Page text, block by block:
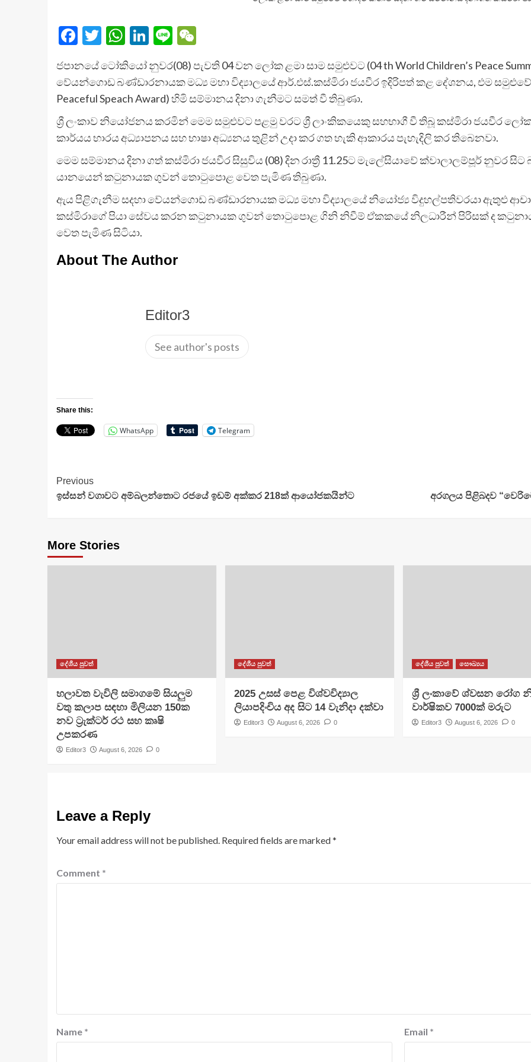
Facebook
Twitter
WhatsApp
LinkedIn
LineWeChat
ජපානයේ ටෝකියෝ නුවර(08) පැවති 04 වන ලෝක ළමා සාම සමුළුවට (04 th World Children’s Peace
වේයන්ගොඩ බණ්ඩාරනායක මධ්‍ය මහා විද්‍යාලයේ ආර්.එස්.කස්මිරා ජයවීර ඉදිරිපත් කළ දේශනය, එම
Peaceful Speach Award) හිමි සම්මානය දිනා ගැනීමට සමත් වී තිබුණා.
ශ්‍රී ලංකාව නියෝජනය කරමින් මෙම සමුළුවට පළමු වරට ශ්‍රී ලාංකිකයෙකු සහභාගී වී තිබූ කස්මිරා ජයවීර
කාර්යය භාරය අධ්‍යාපනය සහ භාෂා අධ්‍යනය තුළින් උදා කර ගත හැකි ආකාරය පැහැදිලි කර තිබෙනවා.
මෙම සම්මානය දිනා ගත් කස්මිරා ජයවීර සිසුවිය (08) දින රාත්‍රී 11.25ට මැලේසියාවේ ක්වාලාලම්පූර් නුවර
යානයෙන් කටුනායක ගුවන් තොටුපොළ වෙත පැමිණ තිබුණා.
ඇය පිළිගැනීම සදහා වේයන්ගොඩ බණ්ඩාරනායක මධ්‍ය මහා විද්‍යාලයේ නියෝජ්‍ය විදුහල්පතිවරයා ඇතුළු
කස්මිරාගේ පියා සේවය කරන කටුනායක ගුවන් තොටුපොළ ගිනි නිවීම් ඒකකයේ නිලධාරීන් පිරිසක් ද
වෙත පැමිණ සිටියා.
About The Author
Editor3
See author's posts
Share this:
WhatsApp Telegram
Continue
Reading
Previous
ඉස්සන් වගාවට අම්බලන්තොට රජයේ ඉඩම් අක්කර 218ක් ආයෝජකයින්ට
අරගලය පිළිබදව
More Stories
දේශීය පුවත්
හලාවත වැවිලි සමාගමේ සියලුම
වතු කලාප සඳහා මිලියන 150ක
නව ට්‍රැක්ටර් රථ සහ කෘෂි
උපකරණ
Editor3 August 6, 2026 0
දේශීය පුවත්
​2025 උසස් පෙළ විශ්වවිද්‍යාල
ලියාපදිංචිය අද සිට 14 වැනිදා දක්වා
Editor3 August 6, 2026 0
දේශීය පුවත් සෞඛ්‍යය
ශ්‍රී ලංකාවේ ශ්වසන රෝග
වාර්ෂිකව 7000ක් මරුට
Editor3 August 6, 2026 0
Leave a Reply
Your email address will not be published. Required fields are marked*
Comment *
Name * Email *